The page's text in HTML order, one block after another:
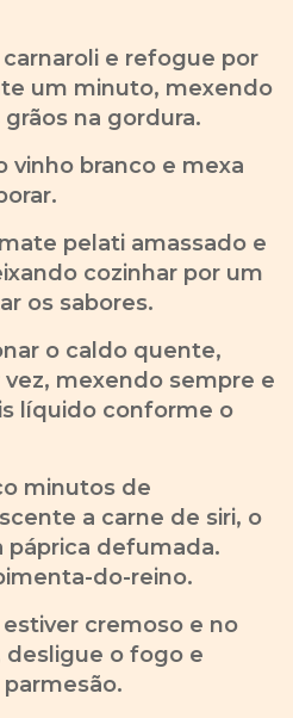
e refogue por
um minuto, mexendo
na gordura.
vinho branco e mexa
pelati amassado e
cozinhar por um
os sabores.
o caldo quente,
mexendo sempre e
líquido conforme o
minutos de
a carne de siri, o
páprica defumada.
do-reino.
cremoso e no
o fogo e